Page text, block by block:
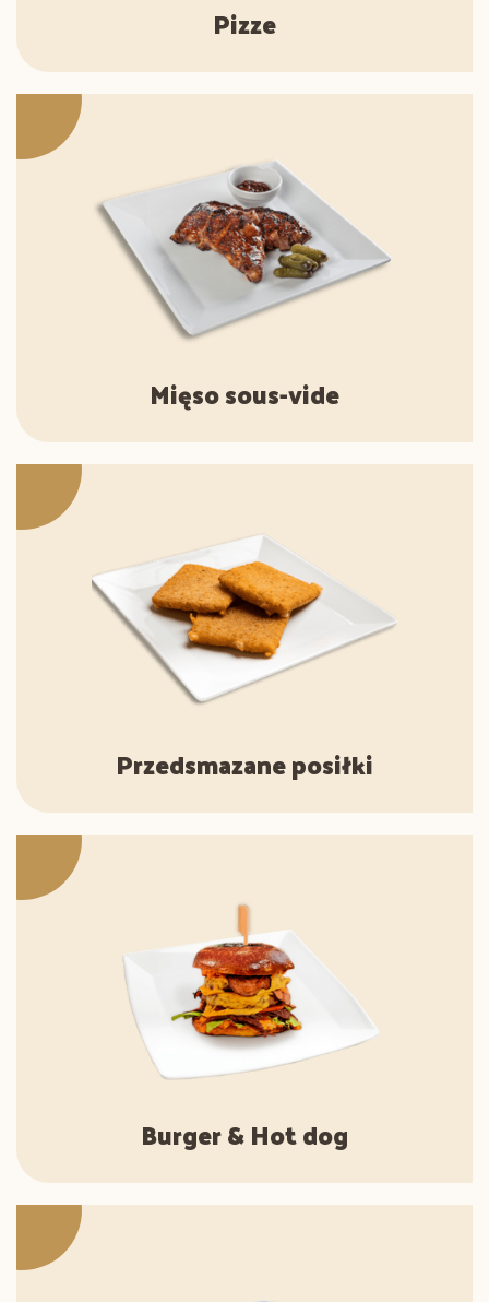
Pizze
Mięso sous-vide
Przedsmazane posiłki
Burger & Hot dog